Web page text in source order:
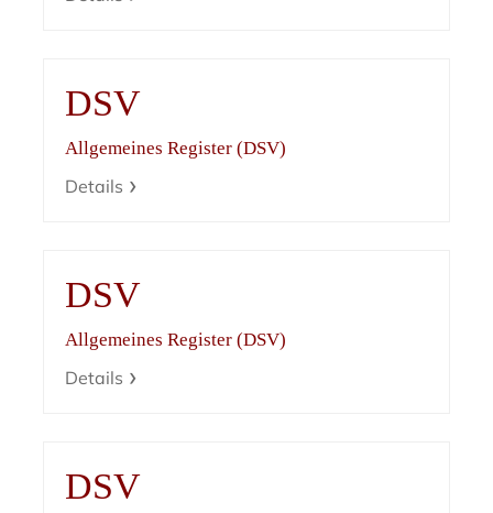
DSV
Allgemeines Register (DSV)
Details
DSV
Allgemeines Register (DSV)
Details
DSV